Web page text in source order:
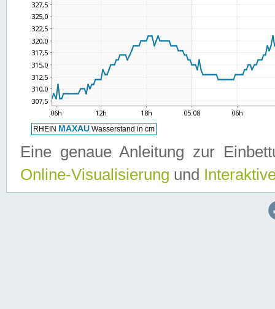
Eine genaue Anleitung zur
Online-Visualisierung und